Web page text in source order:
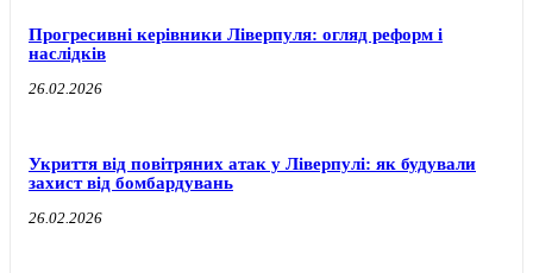
Прогресивні керівники Ліверпуля: огляд реформ і
наслідків
26.02.2026
Укриття від повітряних атак у Ліверпулі: як будували
захист від бомбардувань
26.02.2026